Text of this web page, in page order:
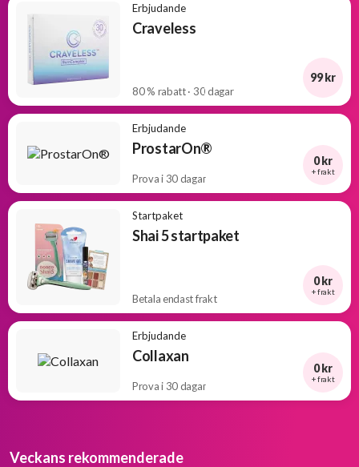
Erbjudande
Craveless
80 % rabatt · 30 dagar
99 kr
Erbjudande
ProstarOn®
Prova i 30 dagar
0 kr
+ frakt
Startpaket
Shai 5 startpaket
Betala endast frakt
0 kr
+ frakt
Erbjudande
Collaxan
Prova i 30 dagar
0 kr
+ frakt
Veckans rekommenderade